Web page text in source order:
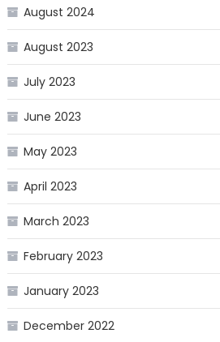
August 2024
August 2023
July 2023
June 2023
May 2023
April 2023
March 2023
February 2023
January 2023
December 2022